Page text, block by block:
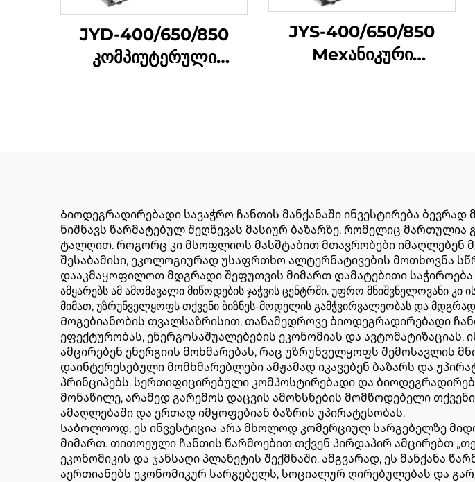
JYD-400/650/850
კომპიუტერული
JYS-400/650/850
Мехანიკური
Ბიოდეგრადირებადი სავაჭრო ჩანთის მანქანაში ინვესტირება
ნიშნავს წარმატებულ შეღწევას მასიურ ბაზარზე, რომელიც
ტალღით. როგორც კი მსოფლიოს მასშტაბით მთავრობები იმაღლებენ
შესაბამისი, ეკოლოგიურად უსაფრთხო ალტერნატივების მოთხოვნა
დააკმაყოფილოთ მდგრადი შეფუთვის მიმართ დამატებითი საჭიროება
ამყარებს ამ ამომავალი მიწოდების ჯაჭვის ცენტრში. უფრო მნიშვნელოვანი
მიმათ, უზრუნველყოფს თქვენი ბიზნეს-მოდელის გამჭვირვალეობას და
Მოგებიანობის თვალსაზრისით, თანამედროვე ბიოდეგრადირებადი
ეფექტურობას, ენერგოსაშუალებების ეკონომიას და
ამცირებენ ენერგიის მოხმარებას, რაც უზრუნველყოფს შემოსავლის
დაინტერესებული მომხმარებლები ამჟამად იკავებენ ბაზარს და
პრინციპებს. სერთიფიცირებული კომპოსტირებადი და
მონაწილე, არამედ გარემოს დაცვის ამოხსნების მომწოდებელი
ამაღლებაში და ერთად იმყოფებიან ბაზრის უპირატესობას.
Საბოლოოდ, ეს ინვესტიცია არა მხოლოდ კომერციულ სარგებელზე
მიმართ. თითოეული ჩანთის წარმოებით თქვენ პირდაპირ ამცირებთ
ეკონომიკის და ჯანსაღი პლანეტის შექმნაში. ამგვარად, ეს მანქანა
აერთიანებს ეკონომიკურ სარგებელს, სოციალურ ღირებულებას და